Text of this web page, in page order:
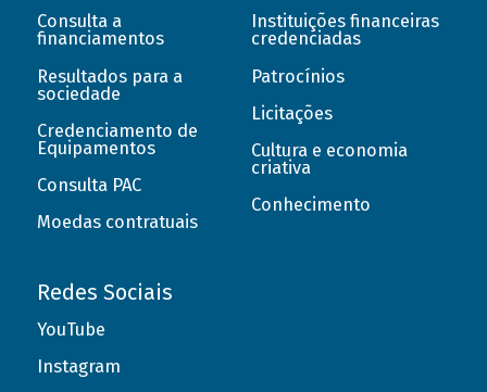
Consulta a
financiamentos
Resultados para a
sociedade
Credenciamento de
Equipamentos
Consulta PAC
Moedas contratuais
Instituições financeiras
credenciadas
Patrocínios
Licitações
Cultura e economia
criativa
Conhecimento
Redes Sociais
YouTube
Instagram